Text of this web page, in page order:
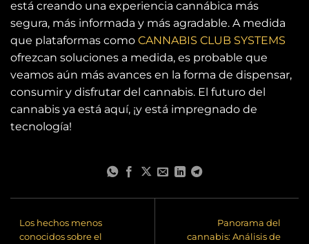
está creando una experiencia cannábica más
segura, más informada y más agradable. A medida
que plataformas como CANNABIS CLUB SYSTEMS
ofrezcan soluciones a medida, es probable que
veamos aún más avances en la forma de dispensar,
consumir y disfrutar del cannabis. El futuro del
cannabis ya está aquí, ¡y está impregnado de
tecnología!
Los hechos menos
conocidos sobre el
Panorama del
cannabis: Análisis de